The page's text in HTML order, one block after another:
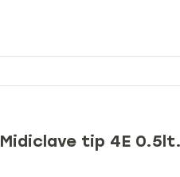
Midiclave tip 4E